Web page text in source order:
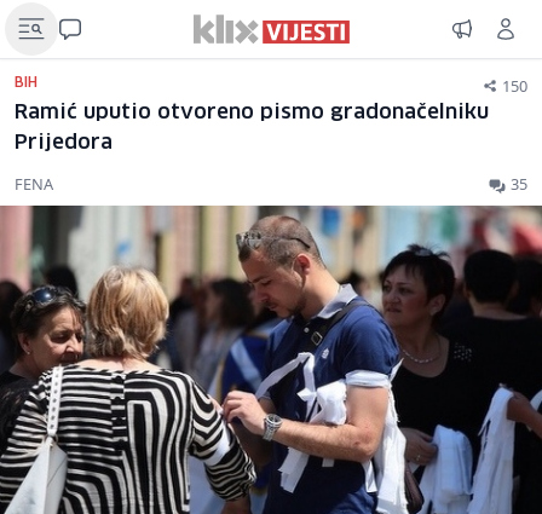
BIH 150
Ramić uputio otvoreno pismo gradonačelniku
Prijedora
FENA 35